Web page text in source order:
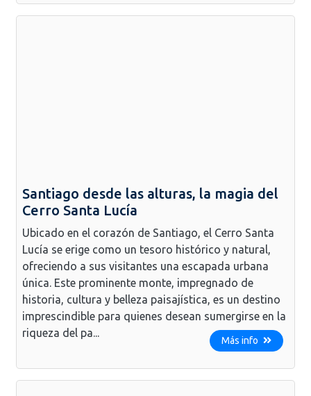
Santiago desde las alturas, la magia del
Cerro Santa Lucía
Ubicado en el corazón de Santiago, el Cerro Santa
Lucía se erige como un tesoro histórico y natural,
ofreciendo a sus visitantes una escapada urbana
única. Este prominente monte, impregnado de
historia, cultura y belleza paisajística, es un destino
imprescindible para quienes desean sumergirse en la
riqueza del pa...
Más info